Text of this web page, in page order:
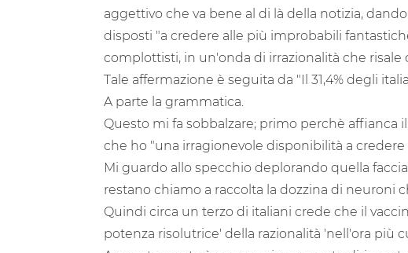
aggettivo che va bene al di là della notizia,
disposti "a credere alle più improbabili
complottisti, in un'onda di irrazionalità che risale
Tale affermazione è seguita da "Il 31,4% degli
A parte la grammatica.
Questo mi fa sobbalzare; primo perchè affianca
che ho "una irragionevole disponibilità a
Mi guardo allo specchio deplorando quella
restano chiamo a raccolta la dozzina di neuroni
Quindi circa un terzo di italiani crede che il
potenza risolutrice' della razionalità 'nell'ora più